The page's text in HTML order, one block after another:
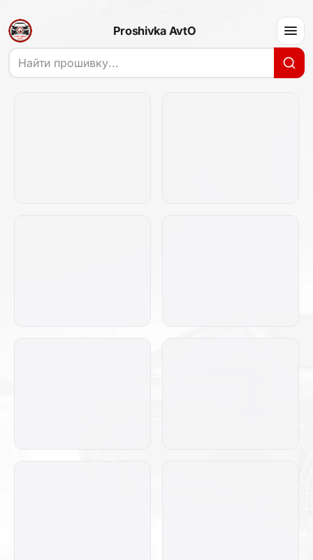
Proshivka AvtO